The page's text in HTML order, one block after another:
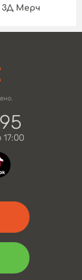
3Д Мерч
17:00